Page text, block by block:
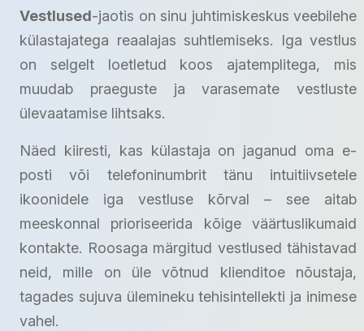
Vestlused-jaotis on sinu juhtimiskeskus veebilehe
külastajatega reaalajas suhtlemiseks. Iga vestlus
on selgelt loetletud koos ajatemplitega, mis
muudab praeguste ja varasemate vestluste
ülevaatamise lihtsaks.
Näed kiiresti, kas külastaja on jaganud oma e-
posti või telefoninumbrit tänu intuitiivsetele
ikoonidele iga vestluse kõrval – see aitab
meeskonnal prioriseerida kõige väärtuslikumaid
kontakte. Roosaga märgitud vestlused tähistavad
neid, mille on üle võtnud klienditoe nõustaja,
tagades sujuva ülemineku tehisintellekti ja inimese
vahel.